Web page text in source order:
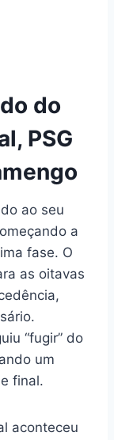
do
PSG
ao seu
a
fase. O
as oitavas
“fugir” do
um
final.
aconteceu